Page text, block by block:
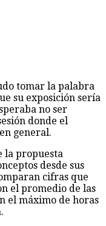
tomar la palabra
su exposición sería
no ser
donde el
general.
la propuesta
desde sus
cifras que
el promedio de las
el máximo de horas